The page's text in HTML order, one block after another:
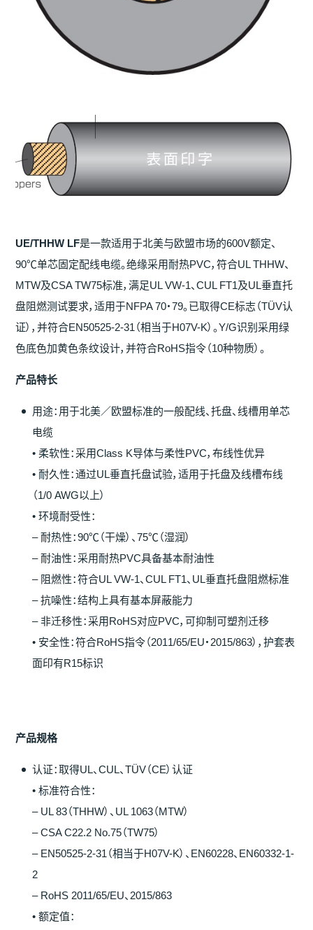
UE/THHW LF是一款适用于北美与欧盟市场的600V额定、
90℃单芯固定配线电缆。绝缘采用耐热PVC，符合UL THHW、
MTW及CSA TW75标准，满足UL VW-1、CUL FT1及UL垂直托
盘阻燃测试要求，适用于NFPA 70・79。已取得CE标志（TÜV认
证），并符合EN50525-2-31（相当于H07V-K）。Y/G识别采用绿
色底色加黄色条纹设计，并符合RoHS指令（10种物质）。
产品特长
用途：用于北美／欧盟标准的一般配线、托盘、线槽用单芯
电缆
• 柔软性：采用Class K导体与柔性PVC，布线性优异
• 耐久性：通过UL垂直托盘试验，适用于托盘及线槽布线
（1/0 AWG以上）
• 环境耐受性：
– 耐热性：90℃（干燥）、75℃（湿润）
– 耐油性：采用耐热PVC具备基本耐油性
– 阻燃性：符合UL VW-1、CUL FT1、UL垂直托盘阻燃标准
– 抗噪性：结构上具有基本屏蔽能力
– 非迁移性：采用RoHS对应PVC，可抑制可塑剂迁移
• 安全性：符合RoHS指令（2011/65/EU・2015/863），护套表
面印有R15标识
产品规格
认证：取得UL、CUL、TÜV（CE）认证
• 标准符合性：
– UL 83（THHW）、UL 1063（MTW）
– CSA C22.2 No.75（TW75）
– EN50525-2-31（相当于H07V-K）、EN60228、EN60332-1-
2
– RoHS 2011/65/EU、2015/863
• 额定值：